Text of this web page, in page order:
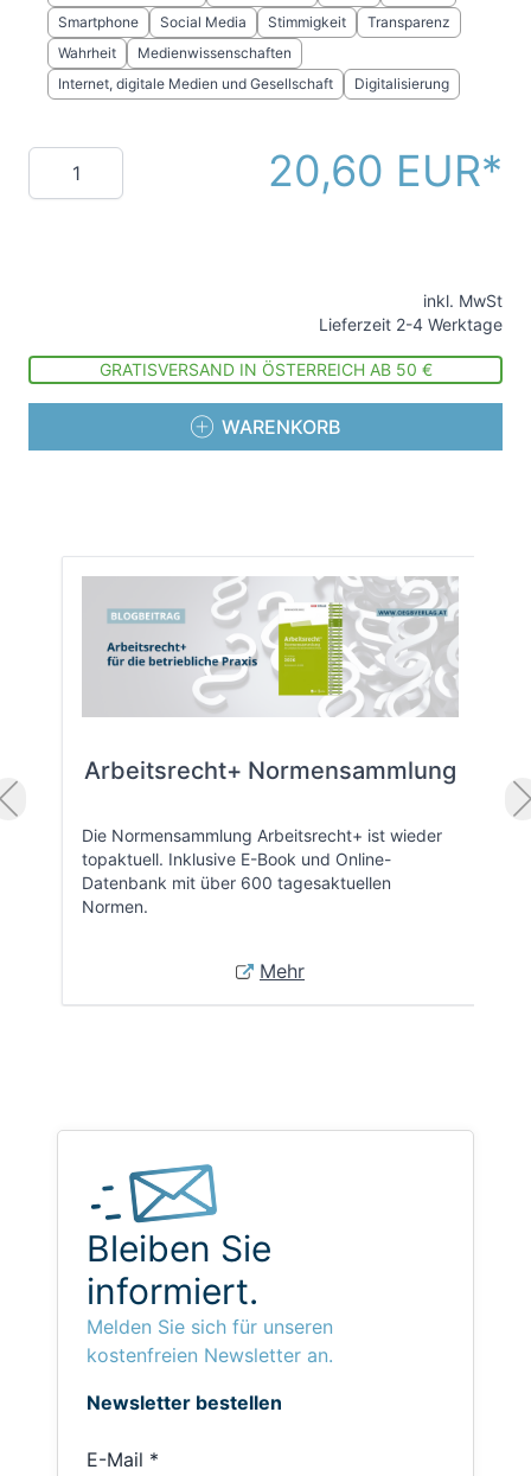
Smartphone Social Media Stimmigkeit
Transparenz
Wahrheit
Medienwissenschaften
Internet, digitale Medien und Gesellschaft
Digitalisierung
Menge 20,60 EUR
inkl. MwSt
Lieferzeit 2-4 Werktage
GRATISVERSAND IN ÖSTERREICH AB 50 €
WARENKORB
Arbeitsrecht+ Normensammlung
Die Normensammlung Arbeitsrecht+ ist wieder
topaktuell. Inklusive E-Book und Online-
Datenbank mit über 600 tagesaktuellen
Normen.
Mehr
Bleiben Sie
informiert.
Melden Sie sich für unseren
kostenfreien Newsletter an.